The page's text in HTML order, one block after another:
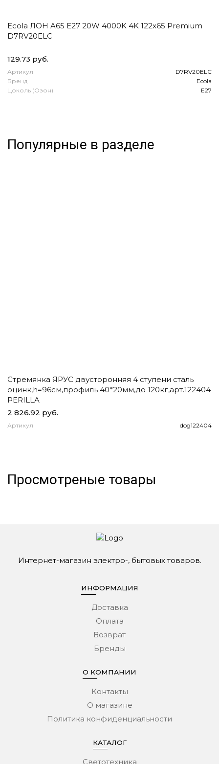
Ecola ЛОН A65 E27 20W 4000K 4K 122x65 Premium
D7RV20ELC
129.73 руб.
Артикул
D7RV20ELC
Бренд
Ecola
Цоколь (Озон)
E27
Популярные в разделе
Стремянка ЯРУС двусторонняя 4 ступени сталь
оцинк,h=96см,профиль 40*20мм,до 120кг,арт.122404
PERILLA
2 826.92 руб.
Артикул dog122404
Просмотреные товары
Интернет-магазин электро-, бытовых товаров.
ИНФОРМАЦИЯ
Доставка
Оплата
Возврат
Бренды
О КОМПАНИИ
Контакты
О магазине
Политика конфиденциальности
КАТАЛОГ
Светотехника